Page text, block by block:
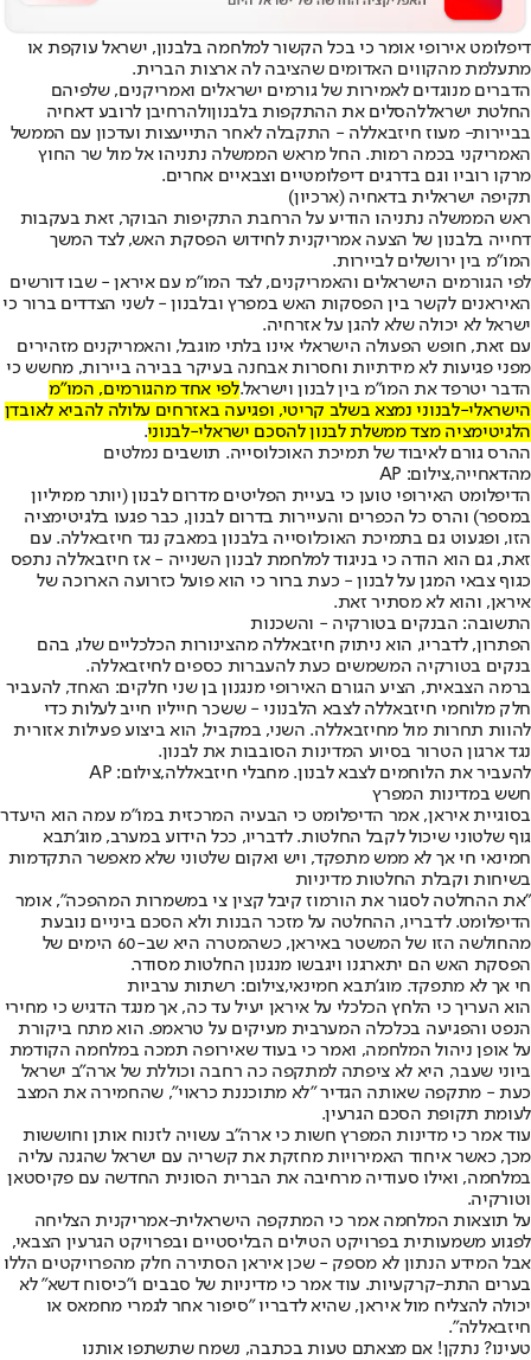
דיפלומט אירופי אומר כי בכל הקשור למלחמה בלבנון, ישראל עוקפת או
מתעלמת מהקווים האדומים שהציבה לה ארצות הברית.
הדברים מנוגדים לאמירות של גורמים ישראלים ואמריקנים, שלפיהם
החלטת ישראללהסלים את ההתקפות בלבנוןולהרחיבן לרובע דאחיה
בביירות- מעוז חיזבאללה - התקבלה לאחר התייעצות ועדכון עם הממשל
האמריקני בכמה רמות. החל מראש הממשלה נתניהו אל מול שר החוץ
מרקו רוביו וגם בדרגים דיפלומטיים וצבאיים אחרים.
תקיפה ישראלית בדאחיה (ארכיון)
ראש הממשלה נתניהו הודיע על הרחבת התקיפות הבוקר, זאת בעקבות
דחייה בלבנון של הצעה אמריקנית לחידוש הפסקת האש, לצד המשך
המו"מ בין ירושלים לביירות.
לפי הגורמים הישראלים והאמריקנים, לצד המו"מ עם איראן - שבו דורשים
האיראנים לקשר בין הפסקות האש במפרץ ובלבנון - לשני הצדדים ברור כי
ישראל לא יכולה שלא להגן על אזרחיה.
עם זאת, חופש הפעולה הישראלי אינו בלתי מוגבל, והאמריקנים מזהירים
מפני פגיעות לא מידתיות וחסרות אבחנה בעיקר בבירה ביירות, מחשש כי
הדבר יטרפד את המו"מ בין לבנון וישראל.לפי אחד מהגורמים, המו"מ
הישראלי-לבנוני נמצא בשלב קריטי, ופגיעה באזרחים עלולה להביא לאובדן
הלגיטימציה מצד ממשלת לבנון להסכם ישראלי-לבנוני.
ההרס גורם לאיבוד של תמיכת האוכלוסייה. תושבים נמלטים
מהדאחייה,צילום: AP
הדיפלומט האירופי טוען כי בעיית הפליטים מדרום לבנון (יותר ממיליון
במספר) והרס כל הכפרים והעיירות בדרום לבנון, כבר פגעו בלגיטימציה
הזו, ופגעוט גם בתמיכת האוכלוסייה בלבנון במאבק נגד חיזבאללה. עם
זאת, גם הוא הודה כי בניגוד למלחמת לבנון השנייה - אז חיזבאללה נתפס
כגוף צבאי המגן על לבנון - כעת ברור כי הוא פועל כזרועה הארוכה של
איראן, והוא לא מסתיר זאת.
התשובה: הבנקים בטורקיה - והשכנות
הפתרון, לדבריו, הוא ניתוק חיזבאללה מהצינורות הכלכליים שלו, בהם
בנקים בטורקיה המשמשים כעת להעברות כספים לחיזבאללה.
ברמה הצבאית, הציע הגורם האירופי מנגנון בן שני חלקים: האחד, להעביר
חלק מלוחמי חיזבאללה לצבא הלבנוני - ששכר חייליו חייב לעלות כדי
להוות תחרות מול מחיזבאללה. השני, במקביל, הוא ביצוע פעילות אזורית
נגד ארגון הטרור בסיוע המדינות הסובבות את לבנון.
להעביר את הלוחמים לצבא לבנון. מחבלי חיזבאללה,צילום: AP
חשש במדינות המפרץ
בסוגיית איראן, אמר הדיפלומט כי הבעיה המרכזית במו"מ עמה הוא היעדר
גוף שלטוני שיכול לקבל החלטות. לדבריו, ככל הידוע במערב, מוג'תבא
חמינאי חי אך לא ממש מתפקד, ויש ואקום שלטוני שלא מאפשר התקדמות
בשיחות וקבלת החלטות מדיניות
"את ההחלטה לסגור את הורמוז קיבל קצין צי במשמרות המהפכה", אומר
הדיפלומט. לדבריו, ההחלטה על מזכר הבנות ולא הסכם ביניים נובעת
מהחולשה הזו של המשטר באיראן, כשהמטרה היא שב-60 הימים של
הפסקת האש הם יתארגנו ויגבשו מנגנון החלטות מסודר.
חי אך לא מתפקד. מוג'תבא חמינאי,צילום: רשתות ערביות
הוא העריך כי הלחץ הכלכלי על איראן יעיל עד כה, אך מנגד הדגיש כי מחירי
הנפט והפגיעה בכלכלה המערבית מעיקים על טראמפ. הוא מתח ביקורת
על אופן ניהול המלחמה, ואמר כי בעוד שאירופה תמכה במלחמה הקודמת
ביוני שעבר, היא לא ציפתה למתקפה כה רחבה וכוללת של ארה"ב ישראל
כעת - מתקפה שאותה הגדיר "לא מתוכננת כראוי", שהחמירה את המצב
לעומת תקופת הסכם הגרעין.
עוד אמר כי מדינות המפרץ חשות כי ארה"ב עשויה לזנוח אותן וחוששות
מכך, כאשר איחוד האמירויות מחזקת את קשריה עם ישראל שהגנה עליה
במלחמה, ואילו סעודיה מרחיבה את הברית הסונית החדשה עם פקיסטאן
וטורקיה.
על תוצאות המלחמה אמר כי המתקפה הישראלית-אמריקנית הצליחה
לפגוע משמעותית בפרויקט הטילים הבליסטיים ובפרויקט הגרעין הצבאי,
אבל המידע הנתון לא מספק - שכן איראן הסתירה חלק מהפרויקטים הללו
בערים התת-קרקעיות. עוד אמר כי מדיניות של סבבים ו"כיסוח דשא" לא
יכולה להצליח מול איראן, שהיא לדבריו "סיפור אחר לגמרי מחמאס או
חיזבאללה".
טעינו? נתקן! אם מצאתם טעות בכתבה, נשמח שתשתפו אותנו